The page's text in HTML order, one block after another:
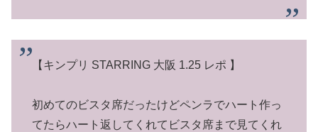
【キンプリ STARRING 大阪 1.25 レポ 】
初めてのビスタ席だったけどペンラでハート作っ
てたらハート返してくれてビスタ席まで見てくれ